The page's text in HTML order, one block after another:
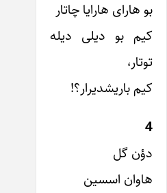
بو هارای هارایا چاتار
کیم بو دیلی دیله
توتار،
کیم باریشدیرار؟!
4
دؤن گل
هاوان اسسین